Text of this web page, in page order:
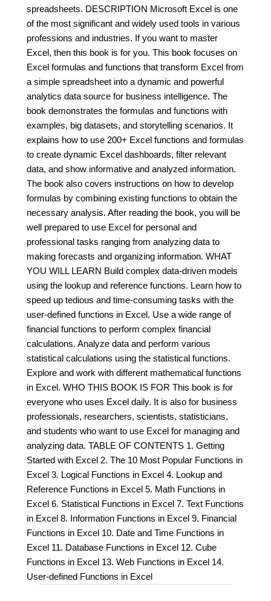
spreadsheets. DESCRIPTION Microsoft Excel is one
of the most significant and widely used tools in various
professions and industries. If you want to master
Excel, then this book is for you. This book focuses on
Excel formulas and functions that transform Excel from
a simple spreadsheet into a dynamic and powerful
analytics data source for business intelligence. The
book demonstrates the formulas and functions with
examples, big datasets, and storytelling scenarios. It
explains how to use 200+ Excel functions and formulas
to create dynamic Excel dashboards, filter relevant
data, and show informative and analyzed information.
The book also covers instructions on how to develop
formulas by combining existing functions to obtain the
necessary analysis. After reading the book, you will be
well prepared to use Excel for personal and
professional tasks ranging from analyzing data to
making forecasts and organizing information. WHAT
YOU WILL LEARN Build complex data-driven models
using the lookup and reference functions. Learn how to
speed up tedious and time-consuming tasks with the
user-defined functions in Excel. Use a wide range of
financial functions to perform complex financial
calculations. Analyze data and perform various
statistical calculations using the statistical functions.
Explore and work with different mathematical functions
in Excel. WHO THIS BOOK IS FOR This book is for
everyone who uses Excel daily. It is also for business
professionals, researchers, scientists, statisticians,
and students who want to use Excel for managing and
analyzing data. TABLE OF CONTENTS 1. Getting
Started with Excel 2. The 10 Most Popular Functions in
Excel 3. Logical Functions in Excel 4. Lookup and
Reference Functions in Excel 5. Math Functions in
Excel 6. Statistical Functions in Excel 7. Text Functions
in Excel 8. Information Functions in Excel 9. Financial
Functions in Excel 10. Date and Time Functions in
Excel 11. Database Functions in Excel 12. Cube
Functions in Excel 13. Web Functions in Excel 14.
User-defined Functions in Excel